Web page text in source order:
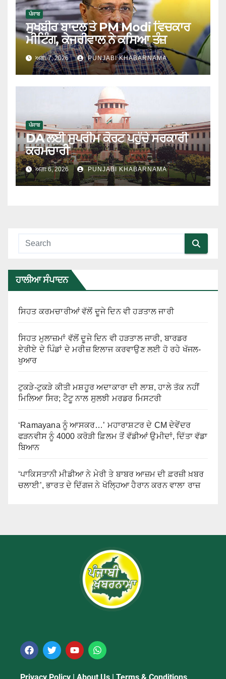
ਪੰਜਾਬ
ਸੁਖਬੀਰ ਬਾਦਲ ਤੇ PM Modi ਵਿਚਕਾਰ
ਮੀਟਿੰਗ, ਕੇਜਰੀਵਾਲ ਨੇ ਕਸਿਆ ਤੰਜ਼
ਅਗਃ 7, 2026 PUNJABI KHABARNAMA
ਪੰਜਾਬ
DA ਲਈ ਸੁਪਰੀਮ ਕੋਰਟ ਪਹੁੰਚੇ ਸਰਕਾਰੀ
ਕਰਮਚਾਰੀ
ਅਗਃ 6, 2026 PUNJABI KHABARNAMA
ਹਾਲੀਆ ਸੰਪਾਦਨ
ਸਿਹਤ ਕਰਮਚਾਰੀਆਂ ਵੱਲੋਂ ਦੂਜੇ ਦਿਨ ਵੀ ਹੜਤਾਲ ਜਾਰੀ
ਸਿਹਤ ਮੁਲਾਜ਼ਮਾਂ ਵੱਲੋਂ ਦੂਜੇ ਦਿਨ ਵੀ ਹੜਤਾਲ ਜਾਰੀ, ਬਾਰਡਰ
ਏਰੀਏ ਦੇ ਪਿੰਡਾਂ ਦੇ ਮਰੀਜ਼ ਇਲਾਜ ਕਰਵਾਉਣ ਲਈ ਹੋ ਰਹੇ ਖੱਜਲ-
ਖੁਆਰ
ਟੁਕੜੇ-ਟੁਕੜੇ ਕੀਤੀ ਮਸ਼ਹੂਰ ਅਦਾਕਾਰਾ ਦੀ ਲਾਸ਼, ਹਾਲੇ ਤੱਕ ਨਹੀਂ
ਮਿਲਿਆ ਸਿਰ; ਟੈਟੂ ਨਾਲ ਸੁਲਝੀ ਮਰਡਰ ਮਿਸਟਰੀ
‘Ramayana ਨੂੰ ਆਸਕਰ…’ ਮਹਾਰਾਸ਼ਟਰ ਦੇ CM ਦੇਵੇਂਦਰ
ਫੜਨਵੀਸ ਨੂੰ 4000 ਕਰੋੜੀ ਫ਼ਿਲਮ ਤੋਂ ਵੱਡੀਆਂ ਉਮੀਦਾਂ, ਦਿੱਤਾ ਵੱਡਾ
ਬਿਆਨ
‘ਪਾਕਿਸਤਾਨੀ ਮੀਡੀਆ ਨੇ ਮੇਰੀ ਤੇ ਬਾਬਰ ਆਜ਼ਮ ਦੀ ਫ਼ਰਜ਼ੀ ਖ਼ਬਰ
ਚਲਾਈ’, ਭਾਰਤ ਦੇ ਦਿੱਗਜ ਨੇ ਖੋਲ੍ਹਿਆ ਹੈਰਾਨ ਕਰਨ ਵਾਲਾ ਰਾਜ਼